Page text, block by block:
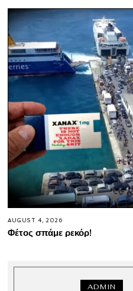
AUGUST 4, 2026
Φέτος σπάμε ρεκόρ!
ADMIN